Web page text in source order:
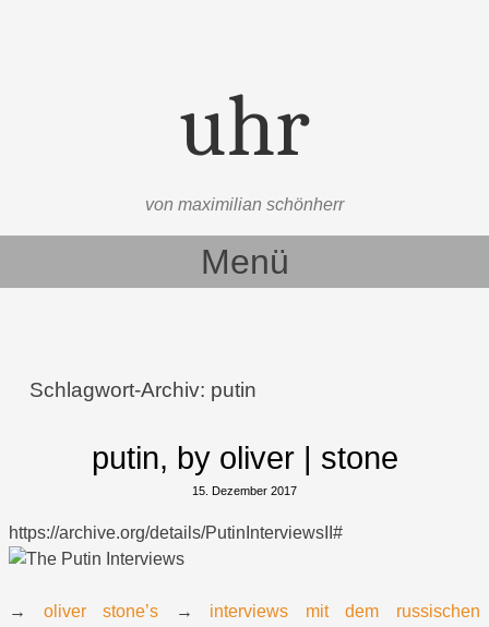
uhr
von maximilian schönherr
Menü
Schlagwort-Archiv: putin
putin, by oliver | stone
15. Dezember 2017
https://archive.org/details/PutinInterviewsII#
→ oliver stone’s → interviews mit dem russischen